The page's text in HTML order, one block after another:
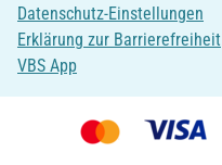
Datenschutz-Einstellungen
Erklärung zur Barrierefreiheit
VBS App